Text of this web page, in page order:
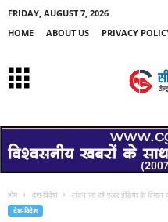
FRIDAY, AUGUST 7, 2026
HOME
ABOUT US PRIVACY
होम देश-विदेश लंदन जा रहे एअर इंडिया के
देश-विदेश